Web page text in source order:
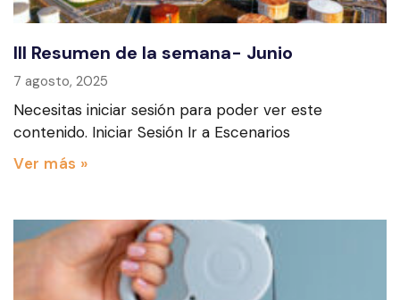
III Resumen de la semana- Junio
7 agosto, 2025
Necesitas iniciar sesión para poder ver este
contenido. Iniciar Sesión Ir a Escenarios
Ver más »